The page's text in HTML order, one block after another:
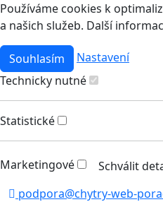
Používáme cookies k
a našich služeb. Další
Souhlasím
Nastavení
Technicky nutné
Statistické
Marketingové
Schválit
podpora@chytry-web-